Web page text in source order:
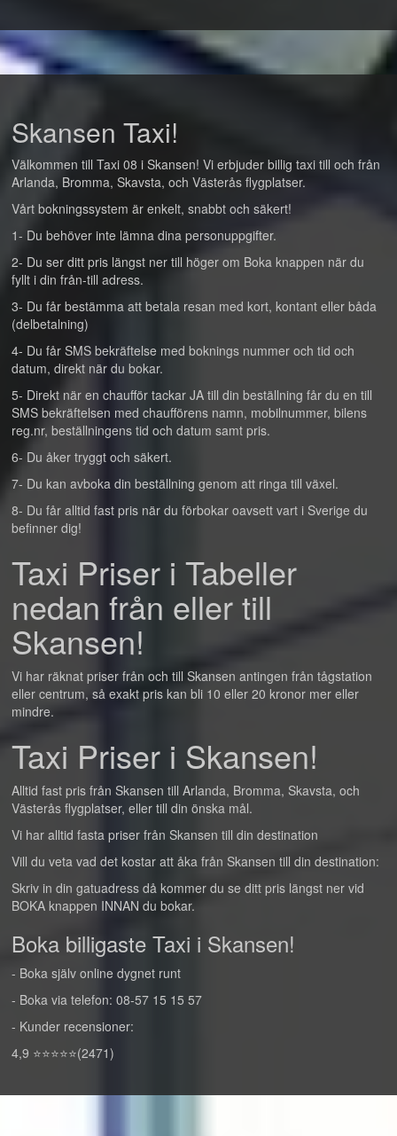
Skansen Taxi!
Välkommen till Taxi 08 i Skansen! Vi erbjuder billig taxi till och från
Arlanda, Bromma, Skavsta, och Västerås flygplatser.
Vårt bokningssystem är enkelt, snabbt och säkert!
1- Du behöver inte lämna dina personuppgifter.
2- Du ser ditt pris längst ner till höger om Boka knappen när du
fyllt i din från-till adress.
3- Du får bestämma att betala resan med kort, kontant eller båda
(delbetalning)
4- Du får SMS bekräftelse med boknings nummer och tid och
datum, direkt när du bokar.
5- Direkt när en chaufför tackar JA till din beställning får du en till
SMS bekräftelsen med chaufförens namn, mobilnummer, bilens
reg.nr, beställningens tid och datum samt pris.
6- Du åker tryggt och säkert.
7- Du kan avboka din beställning genom att ringa till växel.
8- Du får alltid fast pris när du förbokar oavsett vart i Sverige du
befinner dig!
Taxi Priser i Tabeller
nedan från eller till
Skansen!
Vi har räknat priser från och till Skansen antingen från tågstation
eller centrum, så exakt pris kan bli 10 eller 20 kronor mer eller
mindre.
Taxi Priser i Skansen!
Alltid fast pris från Skansen till Arlanda, Bromma, Skavsta, och
Västerås flygplatser, eller till din önska mål.
Vi har alltid fasta priser från Skansen till din destination
Vill du veta vad det kostar att åka från Skansen till din destination:
Skriv in din gatuadress då kommer du se ditt pris längst ner vid
BOKA knappen INNAN du bokar.
Boka billigaste Taxi i Skansen!
- Boka själv online dygnet runt
- Boka via telefon: 08-57 15 15 57
- Kunder recensioner:
4,9 ⭐⭐⭐⭐⭐(2471)